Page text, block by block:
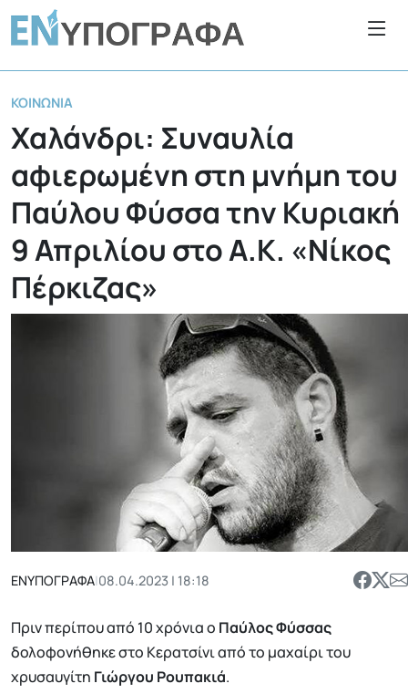
ΚΟΙΝΩΝΊΑ
Χαλάνδρι: Συναυλία
αφιερωμένη στη μνήμη του
Παύλου Φύσσα την Κυριακή
9 Απριλίου στο Α.Κ. «Νίκος
Πέρκιζας»
ΕΝΥΠΟΓΡΑΦΑ|08.04.2023 | 18:18
Πριν περίπου από 10 χρόνια ο Παύλος Φύσσας
δολοφονήθηκε στο Κερατσίνι από το μαχαίρι του
χρυσαυγίτη Γιώργου Ρουπακιά.